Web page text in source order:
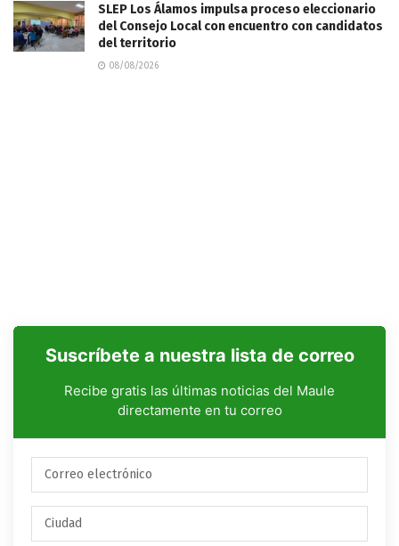
SLEP Los Álamos impulsa proceso eleccionario
del Consejo Local con encuentro con candidatos
del territorio
08/08/2026
Suscríbete a nuestra lista de correo
Recibe gratis las últimas noticias del Maule
directamente en tu correo